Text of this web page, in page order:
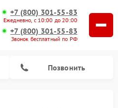
+7 (800) 301-55-83
Ежедневно, с 10:00 до 20:00
+7 (800) 301-55-83
Звонок бесплатный по РФ
Позвонить